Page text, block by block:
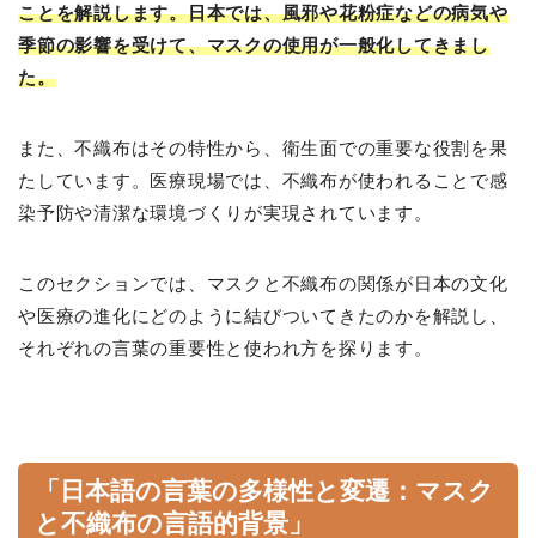
ことを解説します。日本では、風邪や花粉症などの病気や
季節の影響を受けて、マスクの使用が一般化してきまし
た。
また、不織布はその特性から、衛生面での重要な役割を果
たしています。医療現場では、不織布が使われることで感
染予防や清潔な環境づくりが実現されています。
このセクションでは、マスクと不織布の関係が日本の文化
や医療の進化にどのように結びついてきたのかを解説し、
それぞれの言葉の重要性と使われ方を探ります。
「日本語の言葉の多様性と変遷：マスク
と不織布の言語的背景」